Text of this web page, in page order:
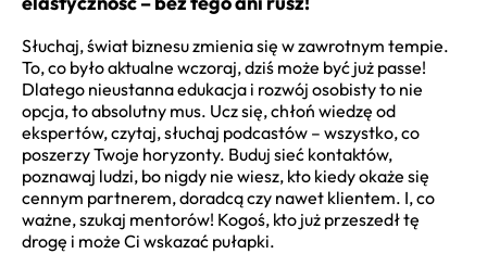
Słuchaj, świat biznesu zmienia się w zawrotnym tempie.
To, co było aktualne wczoraj, dziś może być już passe!
Dlatego nieustanna edukacja i rozwój osobisty to nie
opcja, to absolutny mus. Ucz się, chłoń wiedzę od
ekspertów, czytaj, słuchaj podcastów – wszystko, co
poszerzy Twoje horyzonty. Buduj sieć kontaktów,
poznawaj ludzi, bo nigdy nie wiesz, kto kiedy okaże się
cennym partnerem, doradcą czy nawet klientem. I, co
ważne, szukaj mentorów! Kogoś, kto już przeszedł tę
drogę i może Ci wskazać pułapki.